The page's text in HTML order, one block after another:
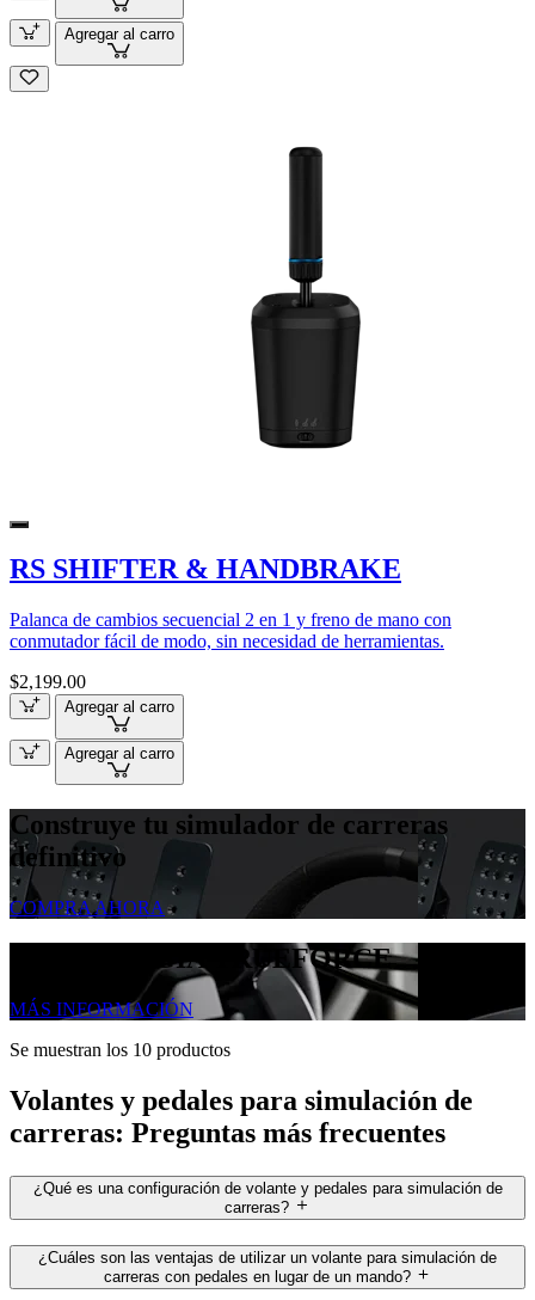
Agregar al carro
RS SHIFTER & HANDBRAKE
Palanca de cambios secuencial 2 en 1 y freno de mano con
conmutador fácil de modo, sin necesidad de herramientas.
$2,199.00
Agregar al carro
Agregar al carro
Construye tu simulador de carreras
definitivo
COMPRA AHORA
TECNOLOGÍA TRUEFORCE
MÁS INFORMACIÓN
Se muestran los 10 productos
Volantes y pedales para simulación de
carreras: Preguntas más frecuentes
¿Qué es una configuración de volante y pedales para simulación de
carreras?
¿Cuáles son las ventajas de utilizar un volante para simulación de
carreras con pedales en lugar de un mando?